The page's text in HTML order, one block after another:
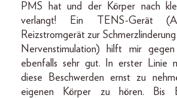
PMS hat und der Körper nach
verlangt! Ein TENS-Gerät
Reizstromgerät zur
Nervenstimulation) hilft mir
ebenfalls sehr gut. In erster Linie
diese Beschwerden ernst zu
eigenen Körper zu hören. Bis